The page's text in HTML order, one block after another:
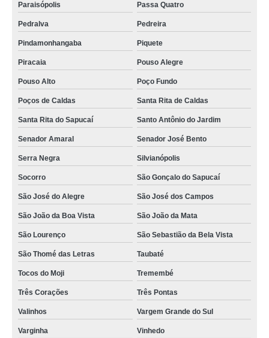
Paraisópolis Passa Quatro
Pedralva Pedreira
Pindamonhangaba Piquete
Piracaia Pouso Alegre
Pouso Alto Poço Fundo
Poços de Caldas Santa Rita de Caldas
Santa Rita do Sapucaí Santo Antônio do Jardim
Senador Amaral Senador José Bento
Serra Negra Silvianópolis
Socorro São Gonçalo do Sapucaí
São José do Alegre São José dos Campos
São João da Boa Vista São João da Mata
São Lourenço São Sebastião da Bela Vista
São Thomé das Letras Taubaté
Tocos do Moji Tremembé
Três Corações Três Pontas
Valinhos Vargem Grande do Sul
Varginha Vinhedo